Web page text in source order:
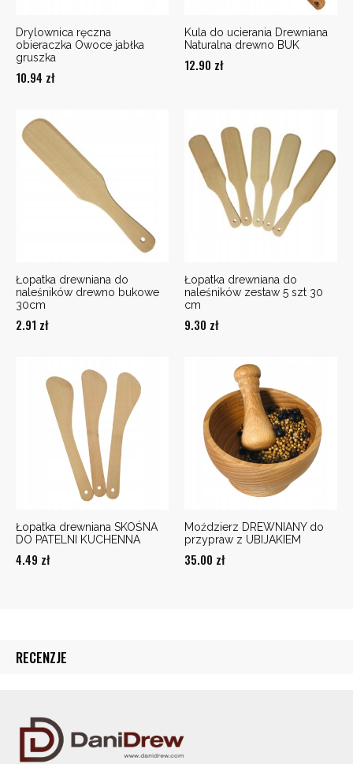
Drylownica ręczna
obieraczka Owoce jabłka
gruszka
10.94 zł
Kula do ucierania Drewniana
Naturalna drewno BUK
12.90 zł
Łopatka drewniana do
naleśników drewno bukowe
30cm
2.91 zł
Łopatka drewniana do
naleśników zestaw 5 szt 30
cm
9.30 zł
Łopatka drewniana SKOŚNA
DO PATELNI KUCHENNA
4.49 zł
Moździerz DREWNIANY do
przypraw z UBIJAKIEM
35.00 zł
RECENZJE